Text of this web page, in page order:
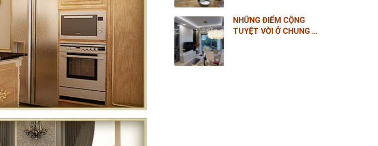
NHỮNG ĐIỂM CỘNG
TUYỆT VỜI Ở CHUNG …